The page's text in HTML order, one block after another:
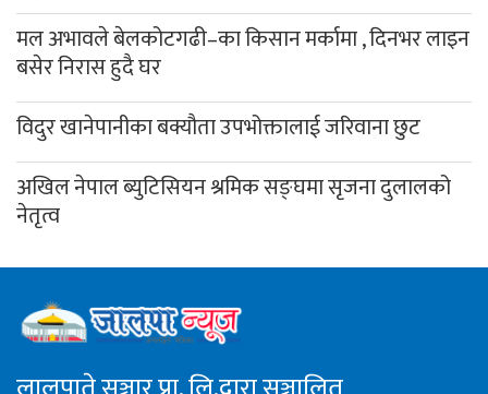
मल अभावले बेलकोटगढी–का किसान मर्कामा , दिनभर लाइन
बसेर निरास हुदै घर
विदुर खानेपानीका बक्यौता उपभोक्तालाई जरिवाना छुट
अखिल नेपाल ब्युटिसियन श्रमिक सङ्घमा सृजना दुलालको
नेतृत्व